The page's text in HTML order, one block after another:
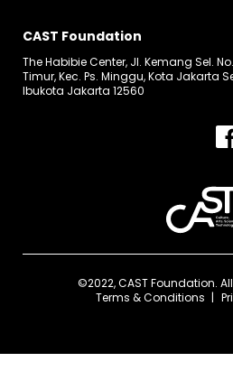
CAST Foundation
The Habibie Center, Jl. Kemang Sel.
Timur, Kec. Ps. Minggu, Kota Jakarta
Ibukota Jakarta 12560
©2022, CAST Foundation.
Terms & Conditions